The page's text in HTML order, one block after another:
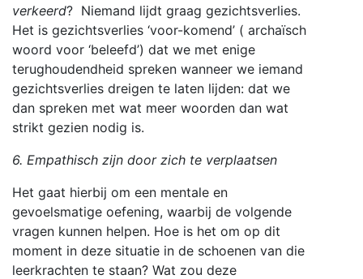
verkeerd? Niemand lijdt graag gezichtsverlies.
Het is gezichtsverlies ‘voor-komend’ ( archaïsch
woord voor ‘beleefd’) dat we met enige
terughoudendheid spreken wanneer we iemand
gezichtsverlies dreigen te laten lijden: dat we
dan spreken met wat meer woorden dan wat
strikt gezien nodig is.
6. Empathisch zijn door zich te verplaatsen
Het gaat hierbij om een mentale en
gevoelsmatige oefening, waarbij de volgende
vragen kunnen helpen. Hoe is het om op dit
moment in deze situatie in de schoenen van die
leerkrachten te staan? Wat zou deze